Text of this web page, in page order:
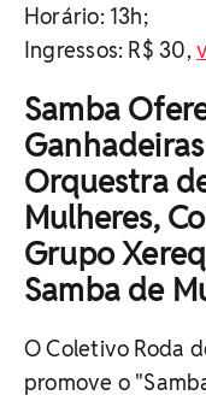
Horário: 13h;
Ingressos: R$ 30,
Samba
Orquestra
Mulheres,
Grupo
Samba de
O Coletivo Roda
promove o